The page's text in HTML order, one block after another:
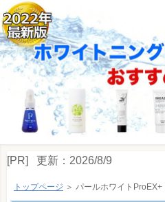
[PR] 更新： 2026/8/9
トップページ ＞ パールホワイトProEX+